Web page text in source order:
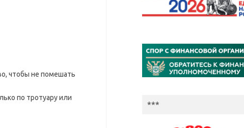
чтобы не помешать
по тротуару или
***